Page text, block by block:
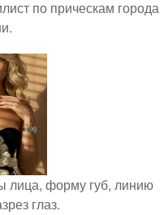
по прическам города
лица, форму губ, линию
глаз.